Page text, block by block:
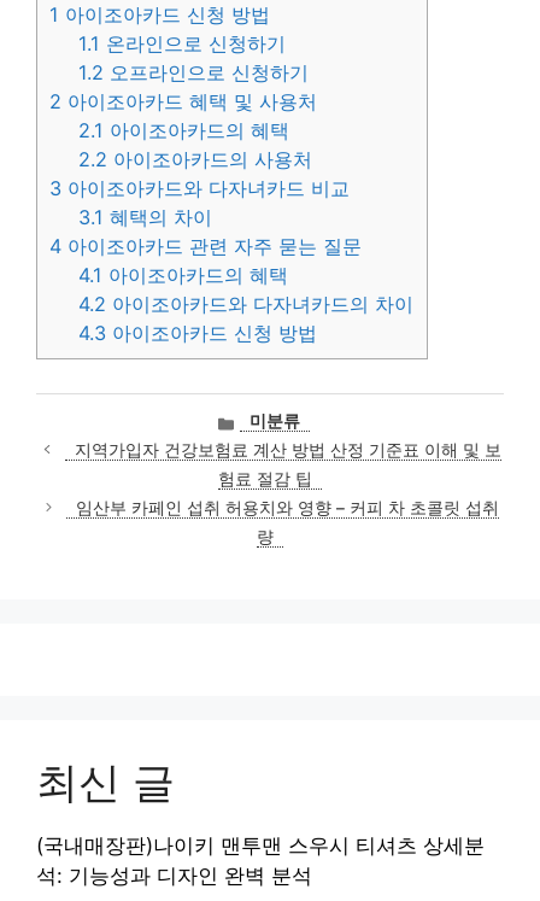
1 아이조아카드 신청 방법
1.1 온라인으로 신청하기
1.2 오프라인으로 신청하기
2 아이조아카드 혜택 및 사용처
2.1 아이조아카드의 혜택
2.2 아이조아카드의 사용처
3 아이조아카드와 다자녀카드 비교
3.1 혜택의 차이
4 아이조아카드 관련 자주 묻는 질문
4.1 아이조아카드의 혜택
4.2 아이조아카드와 다자녀카드의 차이
4.3 아이조아카드 신청 방법
카
테
고
리
미분류
지역가입자 건강보험료 계산 방법 산정 기준표 이해 및 보
험료 절감 팁
임산부 카페인 섭취 허용치와 영향 – 커피 차 초콜릿 섭취
량
최신 글
(국내매장판)나이키 맨투맨 스우시 티셔츠 상세분
석: 기능성과 디자인 완벽 분석